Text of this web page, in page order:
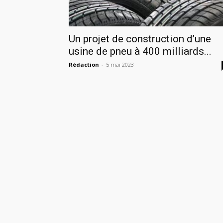
Un projet de construction d’une
usine de pneu à 400 milliards...
Rédaction - 5 mai 2023